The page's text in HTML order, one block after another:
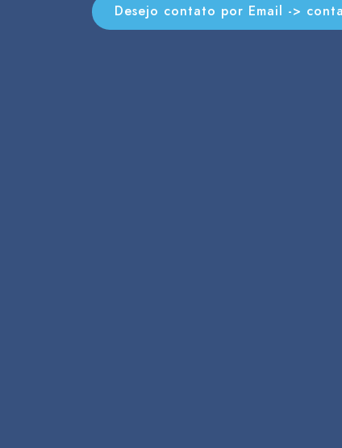
Desejo contato por Email ->